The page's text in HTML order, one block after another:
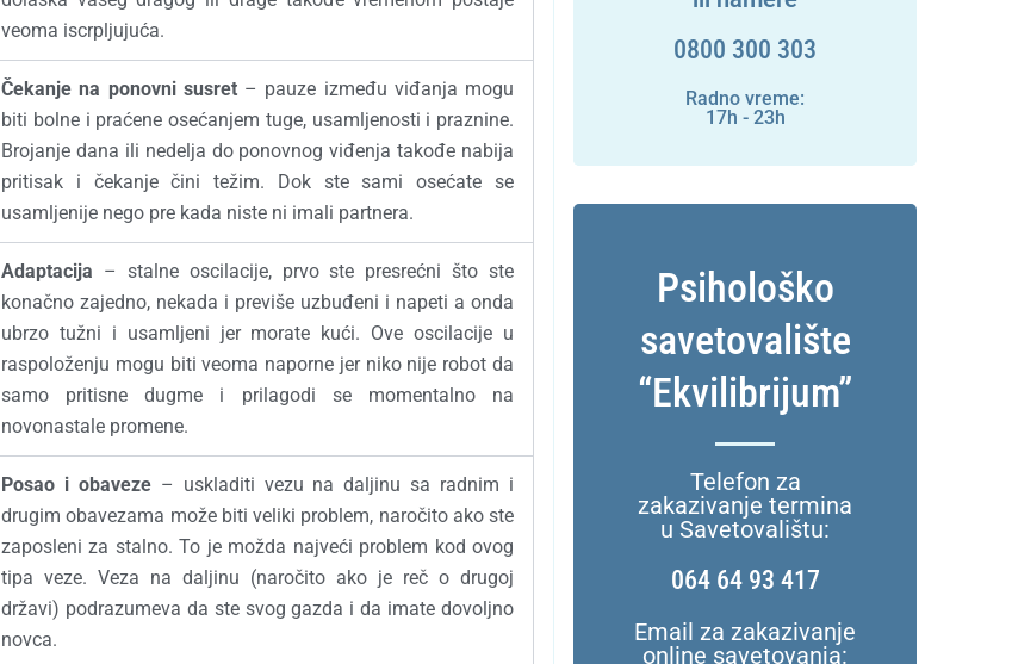
veoma iscrpljujuća.
Čekanje na ponovni susret– pauze između viđanja mogu
biti bolne i praćene osećanjem tuge, usamljenosti i praznine.
Brojanje dana ili nedelja do ponovnog viđenja takođe nabija
pritisak i čekanje čini težim. Dok ste sami osećate se
usamljenije nego pre kada niste ni imali partnera.
Adaptacija – stalne oscilacije, prvo ste presrećni što ste
konačno zajedno, nekada i previše uzbuđeni i napeti a onda
ubrzo tužni i usamljeni jer morate kući. Ove oscilacije u
raspoloženju mogu biti veoma naporne jer niko nije robot da
samo pritisne dugme i prilagodi se momentalno na
novonastale promene.
Posao i obaveze– uskladiti vezu na daljinu sa radnim i
drugim obavezama može biti veliki problem, naročito ako ste
zaposleni za stalno. To je možda najveći problem kod ovog
tipa veze. Veza na daljinu (naročito ako je reč o drugoj
državi) podrazumeva da ste svog gazda i da imate dovoljno
novca.
0800 300 303
Radno vreme:
17h - 23h
Psihološko
savetovalište
“Ekvilibrijum”
Telefon za
zakazivanje termina
u Savetovalištu:
064 64 93 417
Email za zakazivanje
online savetovanja: